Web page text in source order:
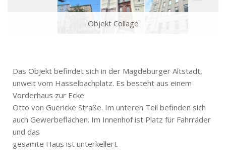
Objekt Collage
Das Objekt befindet sich in der Magdeburger Altstadt,
unweit vom Hasselbachplatz. Es besteht aus einem
Vorderhaus zur Ecke
Otto von Guericke Straße. Im unteren Teil befinden sich
auch Gewerbeflächen. Im Innenhof ist Platz für Fahrräder
und das
gesamte Haus ist unterkellert.